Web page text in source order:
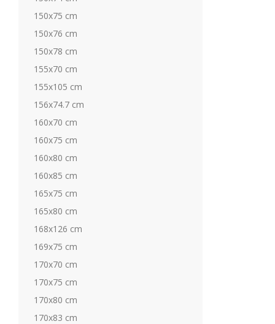
150x75 cm
150x76 cm
150x78 cm
155x70 cm
155x105 cm
156x74.7 cm
160x70 cm
160x75 cm
160x80 cm
160x85 cm
165x75 cm
165x80 cm
168x126 cm
169x75 cm
170x70 cm
170x75 cm
170x80 cm
170x83 cm